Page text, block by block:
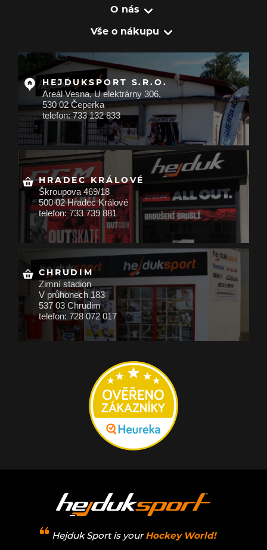
O nás
Vše o nákupu
HEJDUKSPORT S.R.O.
Areál Vesna, U elektrárny 306,
530 02 Čeperka
telefon: 733 132 833
HRADEC KRÁLOVÉ
Škroupova 469/18
500 02 Hradec Králové
telefon: 733 739 881
CHRUDIM
Zimní stadion
V průhonech 183
537 03 Chrudim
telefon: 728 072 017
Hejduk Sport is your Hockey World!